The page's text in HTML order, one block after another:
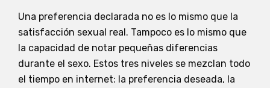
Una preferencia declarada no es lo mismo que la
satisfacción sexual real. Tampoco es lo mismo que
la capacidad de notar pequeñas diferencias
durante el sexo. Estos tres niveles se mezclan todo
el tiempo en internet: la preferencia deseada, la